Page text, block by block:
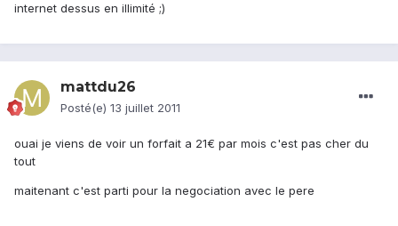
internet dessus en illimité ;)
mattdu26
Posté(e) 13 juillet 2011
ouai je viens de voir un forfait a 21€ par mois c'est pas cher du
tout
maitenant c'est parti pour la negociation avec le pere